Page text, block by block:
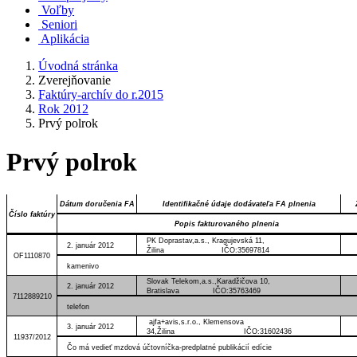
Voľby
Seniori
Aplikácia
Úvodná stránka
Zverejňovanie
Faktúry-archív do r.2015
Rok 2012
Prvý polrok
Prvý polrok
Číslo faktúry
Dátum doručenia FA Identifikačné údaje dodávateľa FA plnenia
Popis fakturovaného plnenia
OF1110870
2. január 2012
PK Doprastav,a.s., Kragujevská 11,
Žilina IČO:35697814
kamenivo
7112889210
2. január 2012
Slovak Telekom,a.s.,Karadžičova 10,
Bratislava IČO:35763469
telefon
11937/2012
3. január 2012
ajfa+avis,s.r.o., Klemensova
34,Žilina IČO:31602436
Čo má vedieť mzdová účtovníčka-predplatné publikácií edície